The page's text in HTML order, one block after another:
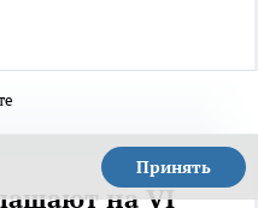
Принять
на VI